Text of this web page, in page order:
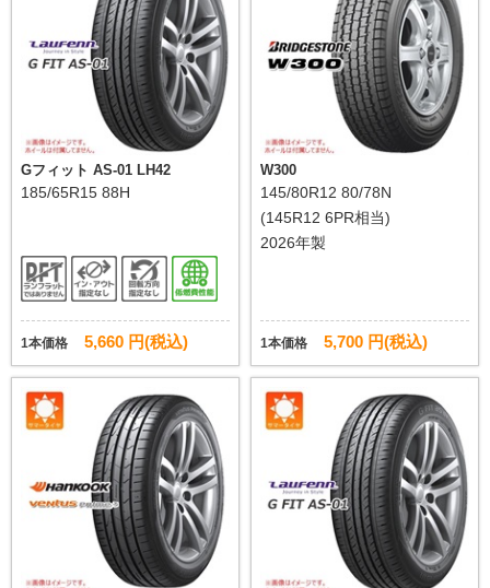
Gフィット AS-01 LH42
185/65R15 88H
1本価格 5,660 円(税込)
W300
145/80R12 80/78N
(145R12 6PR相当)
2026年製
1本価格 5,700 円(税込)